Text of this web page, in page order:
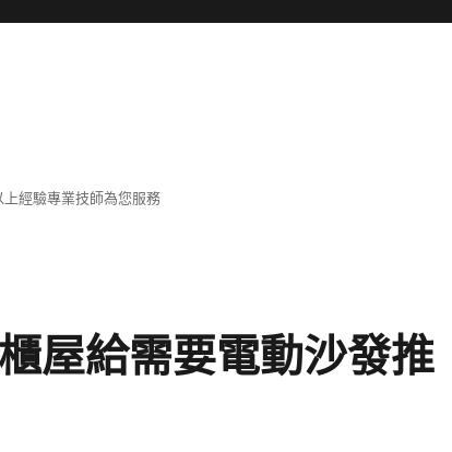
經驗專業技師為您服務
屋給需要電動沙發推